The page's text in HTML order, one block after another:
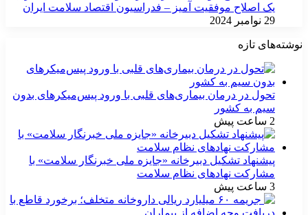
یک اصلاح موفقیت آمیز – فدراسیون اقتصاد سلامت ایران
29 نوامبر 2024
نوشته‌های تازه
تحول در درمان بیماری‌های قلبی با ورود پیس‌میکرهای بدون
سیم به کشور
2 ساعت پیش
پیشنهاد تشکیل دبیرخانه «جایزه ملی خبرنگار سلامت» با
مشارکت نهادهای نظام سلامت
3 ساعت پیش